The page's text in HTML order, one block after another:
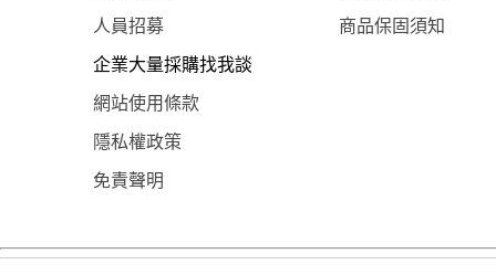
人員招募 商品保固須知
企業大量採購找我談
網站使用條款
隱私權政策
免責聲明